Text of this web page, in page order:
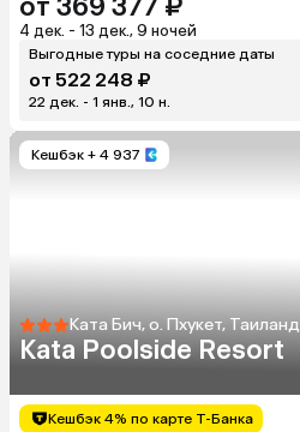
от 369 377 ₽
4 дек. - 13 дек., 9 ночей
Выгодные туры на соседние даты
от 522 248 ₽
22 дек. - 1 янв., 10 н.
Кешбэк + 4 937
Ката Бич, о. Пхукет, Таиланд
Kata Poolside Resort
Кешбэк 4% по карте Т-Банка